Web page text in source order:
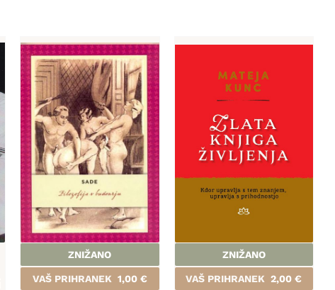
ZNIŽANO
VAŠ PRIHRANEK 1,00 €
ZNIŽANO
VAŠ PRIHRANEK2,00€